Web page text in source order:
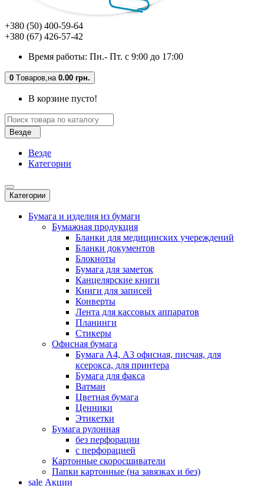
+380 (50) 400-59-64
+380 (67) 426-57-42
Время работы: Пн.- Пт. с 9:00 до 17:00
0 Tоваров,на 0.00 грн.
В корзине пусто!
Везде
Везде
Категории
Категории
Бумага и изделия из бумаги
Бумажная продукция
Бланки для медицинских учереждений
Бланки документов
Блокноты
Бумага для заметок
Канцелярские книги
Книги для записей
Конверты
Лента для кассовых аппаратов
Планинги
Стикеры
Офисная бумага
Бумага А4, А3 офисная, писчая, для
ксерокса, для принтера
Бумага для факса
Ватман
Цветная бумага
Ценники
Этикетки
Бумага рулонная
без перфорации
с перфорацией
Картонные скоросшиватели
Папки картонные (на завязках и без)
sale Акции